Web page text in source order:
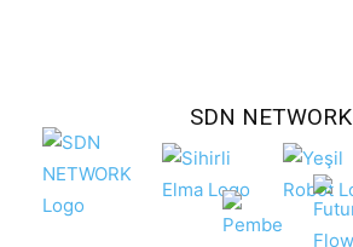
SDN NETWORK